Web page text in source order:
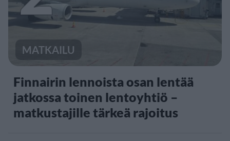
MATKAILU
Finnairin lennoista osan lentää
jatkossa toinen lentoyhtiö –
matkustajille tärkeä rajoitus